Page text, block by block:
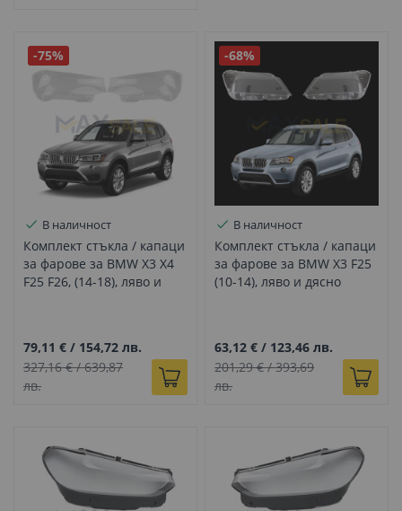
-75%
В наличност
Комплект стъкла / капаци
за фарове за BMW X3 X4
F25 F26, (14-18), ляво и
79,11 € / 154,72 лв.
327,16 €/639,87
лв.
-68%
В наличност
Комплект стъкла / капаци
за фарове за BMW X3 F25
(10-14), ляво и дясно
63,12 € / 123,46 лв.
201,29 €/393,69
лв.